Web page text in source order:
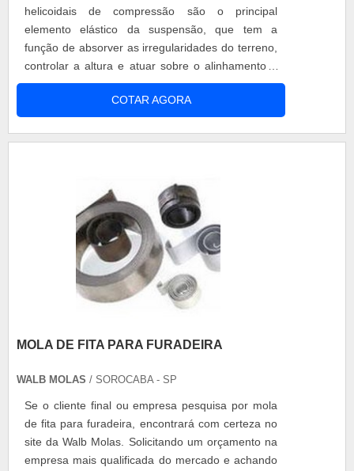
helicoidais de compressão são o principal
elemento elástico da suspensão, que tem a
função de absorver as irregularidades do terreno,
controlar a altura e atuar sobre o alinhamento e
equilíbrio da suspensão. A OGC é uma empresa
especialista no desenvolvimento de molas, por
isso, as Molas helicoidais de compressão podem
COTAR AGORA
MOLA DE FITA PARA FURADEIRA
WALB MOLAS / SOROCABA - SP
Se o cliente final ou empresa pesquisa por mola
de fita para furadeira, encontrará com certeza no
site da Walb Molas. Solicitando um orçamento na
empresa mais qualificada do mercado e achando